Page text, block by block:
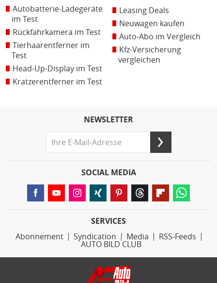
Autobatterie-Ladegeräte
im Test
Rückfahrkamera im Test
Tierhaarentferner im
Test
Head-Up-Display im Test
Kratzerentferner im Test
Leasing Deals
Neuwagen kaufen
Auto-Abo im Vergleich
Kfz-Versicherung
vergleichen
NEWSLETTER
SOCIAL MEDIA
SERVICES
Abonnement
Syndication Media
RSS-Feeds
AUTO BILD CLUB